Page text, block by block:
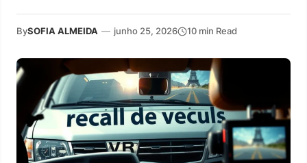
BySOFIA ALMEIDA — junho 25, 2026 10 min Read